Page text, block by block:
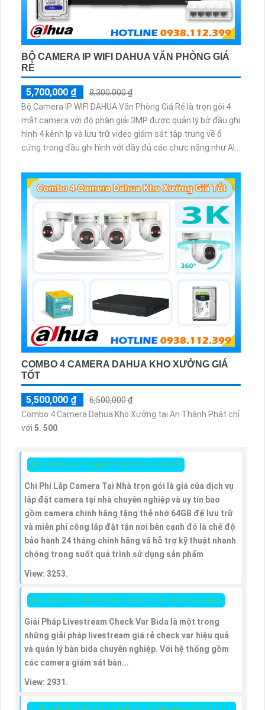
BỘ CAMERA IP WIFI DAHUA VĂN PHÒNG GIÁ
RẺ
5,700,000 ₫
8,300,000 ₫
Bộ Camera IP WIFI DAHUA Văn Phòng Giá Rẻ là trọn gói 4
mắt camera với độ phân giải 3MP được quản lý bở đầu ghi
hình 4 kênh Ip và lưu trữ video giám sát tập trung về ổ
cứng trong đầu ghi hình với đầy đủ các chưc năng như AI
giám sát có màu vào ban đêm
COMBO 4 CAMERA DAHUA KHO XƯỞNG GIÁ
TỐT
5,500,000 ₫
6,500,000 ₫
Combo 4 Camera Dahua Kho Xưởng tại An Thành Phát chỉ
với 5. 500
👸 CHI PHÍ LẮP CAMERA TẠI NHÀ TRỌN GÓI
Chi Phí Lắp Camera Tại Nhà trọn gói là giá của dịch vụ
lắp đặt camera tại nhà chuyên nghiệp và uy tín bao
gồm camera chính hãng tặng thẻ nhớ 64GB để lưu trữ
và miễn phí công lắp đặt tận nơi bên cạnh đó là chế độ
bảo hành 24 tháng chính hãng vã hỗ trợ kỹ thuật nhanh
chóng trong suốt quá trình sử dụng sản phẩm
View: 3253.
👸 GIẢI PHÁP LIVESTREAM CHECK VAR CHO BÀN BIDA
Giải Pháp Livestream Check Var Bida là một trong
những giải pháp livestream giá rẻ check var hiệu quả
và quản lý bàn bida chuyên nghiệp. Với hệ thống gồm
các camera giám sát bàn...
View: 2931.